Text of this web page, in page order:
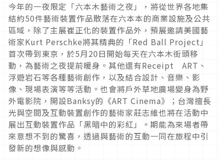
今年的一夜限定「六本木藝術之夜」，將從世界各地集
結約50件藝術裝置作品散落在六本本的商業設施及公共
區域，除了主展崔正化的裝置作品外，預展邀請美國藝
術家Kurt Perschke將其精典的「Red Ball Project」
首次帶到東京，於5月20日開始每天在六本木街頭移
動，為藝術之夜提前暖身。其他還有Receipt ART、
浮遊岩石等各種藝術創作，以及結合設計、音樂、影
像、現場表演等等活動。也會將戶外草地廣場變身為野
外電影院，開設Banksy的《ART Cinema》；台灣擅長
光與空間及互動裝置創作的藝術家莊志維也將在活動中
展出互動裝置作品「黑暗中的彩紅」。期能為來場者帶
來意想不到的驚喜，透過與藝術的互動一同在旅程中引
發新的想像與感動。